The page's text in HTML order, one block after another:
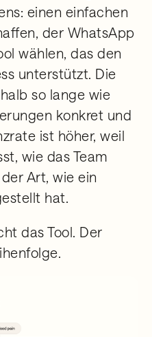
einen einfachen
der WhatsApp
wählen, das den
unterstützt. Die
so lange wie
konkret und
ist höher, weil
wie das Team
Art, wie ein
hat.
das Tool. Der